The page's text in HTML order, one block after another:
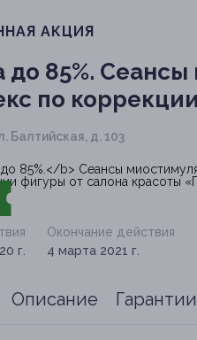
АКЦИЯ
85%. Сеансы
по
Балтийская, д. 103
г.
Окончание действия
4 марта 2021 г.
Описание Гарантии